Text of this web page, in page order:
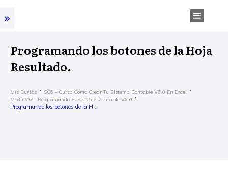
Programando los botones de la Hoja
Resultado.
Mis Cursos
SC6 - Curso Como Crear Tu Sistema Contable V6.0 En Excel
Modulo 6 – Programando El Sistema Contable V6.0